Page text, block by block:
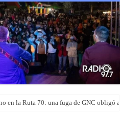
en la Ruta 70: una fuga de GNC obligó